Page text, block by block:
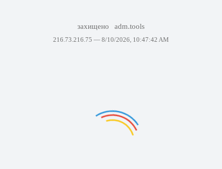
захищено adm.tools
216.73.216.75 — 8/10/2026, 10:47:42 AM